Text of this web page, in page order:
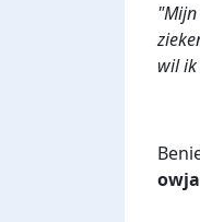
wil